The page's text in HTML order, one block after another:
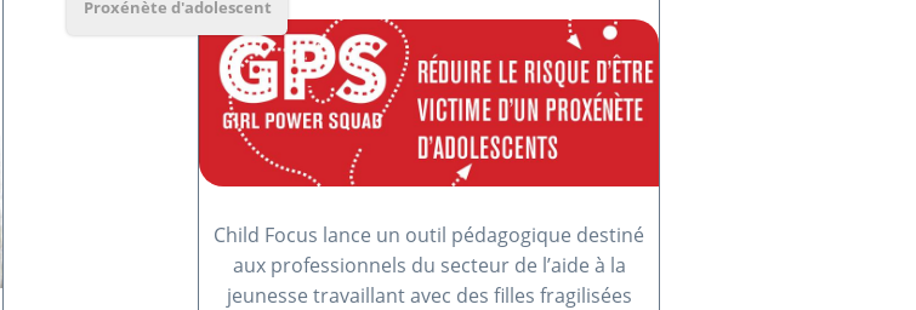
Proxénète d'adolescent
Child Focus lance un outil pédagogique destiné
aux professionnels du secteur de l’aide à la
jeunesse travaillant avec des filles fragilisées